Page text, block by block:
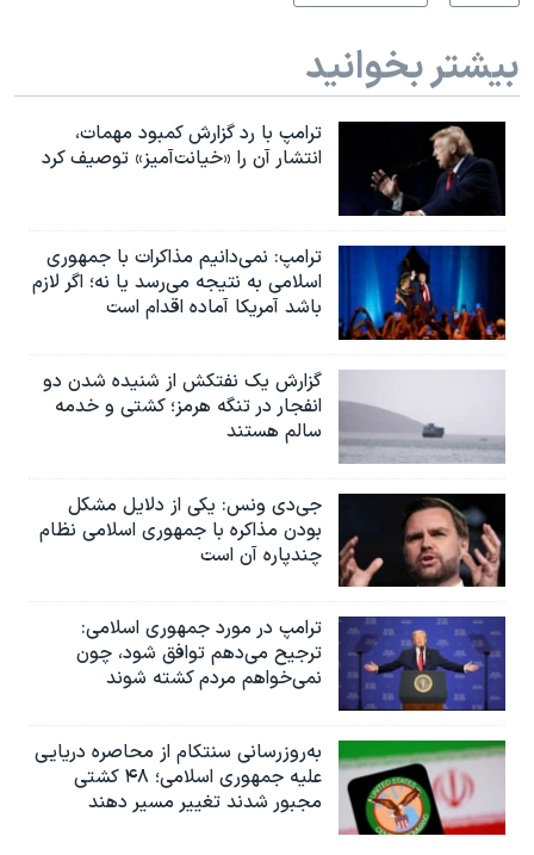
بیشتر بخوانید
ترامپ با رد گزارش کمبود مهمات،
انتشار آن را «خیانت‌آمیز» توصیف کرد
ترامپ: نمی‌دانیم مذاکرات با جمهوری
اسلامی به نتیجه می‌رسد یا نه؛ اگر لازم
باشد آمریکا آماده اقدام است
گزارش یک نفتکش از شنیده شدن دو
انفجار در تنگه هرمز؛ کشتی و خدمه
سالم هستند
جی‌دی ونس: یکی از دلایل مشکل
بودن مذاکره با جمهوری اسلامی نظام
چندپاره آن است
ترامپ در مورد جمهوری اسلامی:
ترجیح می‌دهم توافق شود، چون
نمی‌خواهم مردم کشته شوند
به‌روزرسانی سنتکام از محاصره دریایی
علیه جمهوری اسلامی؛ ۴۸ کشتی
مجبور شدند تغییر مسیر دهند